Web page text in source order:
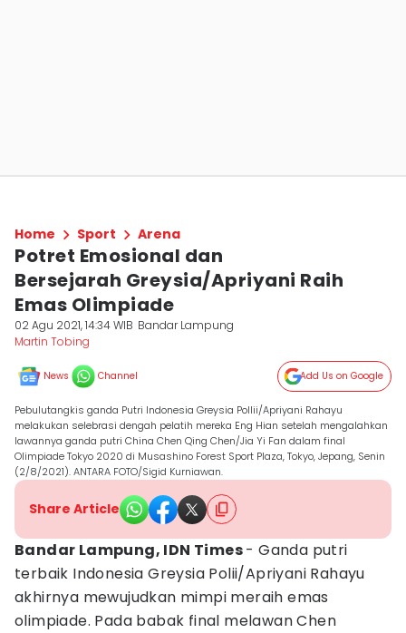
Home Sport Arena
Potret Emosional dan
Bersejarah Greysia/Apriyani Raih
Emas Olimpiade
02 Agu 2021, 14:34 WIB Bandar Lampung
Martin Tobing
News Channel Add Us on Google
Pebulutangkis ganda Putri Indonesia Greysia Pollii/Apriyani Rahayu
melakukan selebrasi dengah pelatih mereka Eng Hian setelah mengalahkan
lawannya ganda putri China Chen Qing Chen/Jia Yi Fan dalam final
Olimpiade Tokyo 2020 di Musashino Forest Sport Plaza, Tokyo, Jepang, Senin
(2/8/2021). ANTARA FOTO/Sigid Kurniawan.
Share Article
Bandar Lampung, IDN Times- Ganda putri
terbaik Indonesia Greysia Polii/Apriyani Rahayu
akhirnya mewujudkan mimpi meraih emas
olimpiade. Pada babak final melawan Chen